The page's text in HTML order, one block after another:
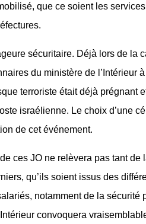
que ce soient les
sécuritaire. Déjà lors de la
du ministère de l’Intérieur
terroriste était déjà prégnant
israélienne. Le choix d’une
de cet événement.
ces JO ne relèvera pas tant de
qu’ils soient issus des
notamment de la sécurité
convoquera